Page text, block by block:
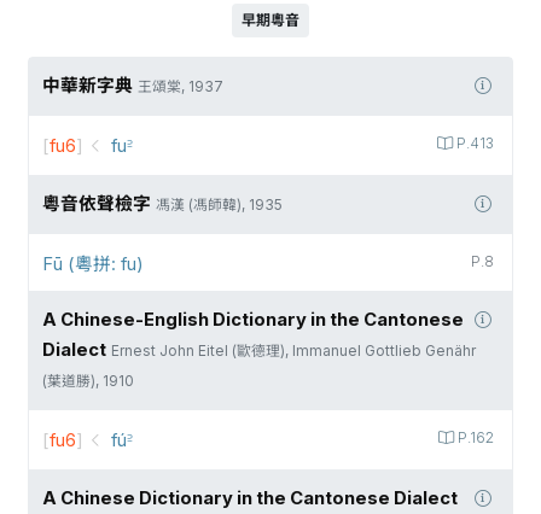
早期粵音
中華新字典 王頌棠, 1937
P.413
[fu6] fu꜅
粵音依聲檢字 馮漢 (馮師韓), 1935
P.8
Fū (粵拼: fu)
A Chinese-English Dictionary in the Cantonese
Dialect Ernest John Eitel (歐德理), Immanuel Gottlieb Genähr
(葉道勝), 1910
P.162
[fu6] fú꜅
A Chinese Dictionary in the Cantonese Dialect